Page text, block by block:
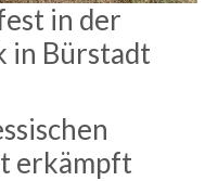
in der
in Bürstadt
erkämpft